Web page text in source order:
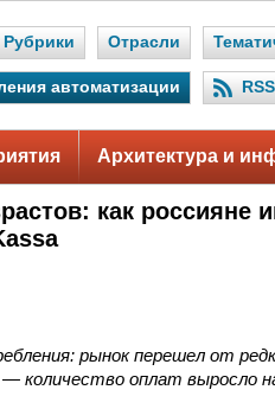
Рубрики Отрасли
автоматизации RSS
Архитектура и
как россияне
рынок перешел от
количество оплат выросло